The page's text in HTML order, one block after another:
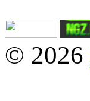
© 2026